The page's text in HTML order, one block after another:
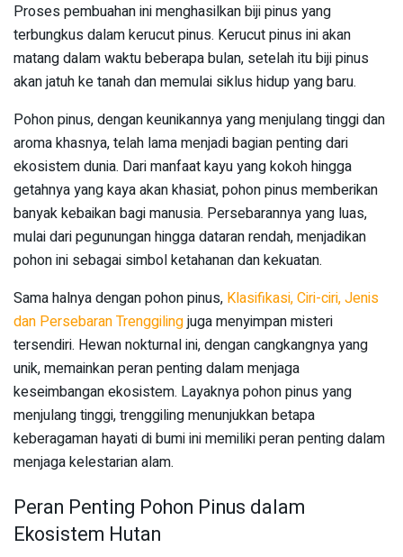
Proses pembuahan ini menghasilkan biji pinus yang
terbungkus dalam kerucut pinus. Kerucut pinus ini akan
matang dalam waktu beberapa bulan, setelah itu biji pinus
akan jatuh ke tanah dan memulai siklus hidup yang baru.
Pohon pinus, dengan keunikannya yang menjulang tinggi dan
aroma khasnya, telah lama menjadi bagian penting dari
ekosistem dunia. Dari manfaat kayu yang kokoh hingga
getahnya yang kaya akan khasiat, pohon pinus memberikan
banyak kebaikan bagi manusia. Persebarannya yang luas,
mulai dari pegunungan hingga dataran rendah, menjadikan
pohon ini sebagai simbol ketahanan dan kekuatan.
Sama halnya dengan pohon pinus, Klasifikasi, Ciri-ciri, Jenis
dan Persebaran Trenggilingjuga menyimpan misteri
tersendiri. Hewan nokturnal ini, dengan cangkangnya yang
unik, memainkan peran penting dalam menjaga
keseimbangan ekosistem. Layaknya pohon pinus yang
menjulang tinggi, trenggiling menunjukkan betapa
keberagaman hayati di bumi ini memiliki peran penting dalam
menjaga kelestarian alam.
Peran Penting Pohon Pinus dalam
Ekosistem Hutan